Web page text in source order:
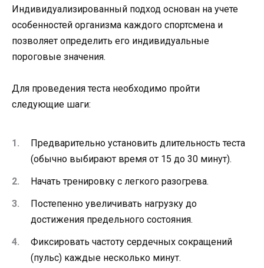
Индивидуализированный подход основан на учете
особенностей организма каждого спортсмена и
позволяет определить его индивидуальные
пороговые значения.
Для проведения теста необходимо пройти
следующие шаги:
Предварительно установить длительность теста
(обычно выбирают время от 15 до 30 минут).
Начать тренировку с легкого разогрева.
Постепенно увеличивать нагрузку до
достижения предельного состояния.
Фиксировать частоту сердечных сокращений
(пульс) каждые несколько минут.